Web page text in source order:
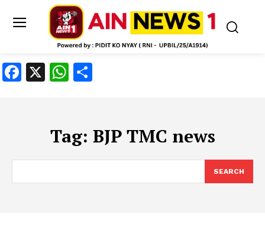
Facebook
X WhatsApp
Tag: BJP TMC news
SEARCH